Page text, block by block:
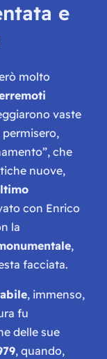
e
molto
vaste
che
nuove,
con Enrico
la
,
facciata.
, immenso,
fu
delle sue
, quando,